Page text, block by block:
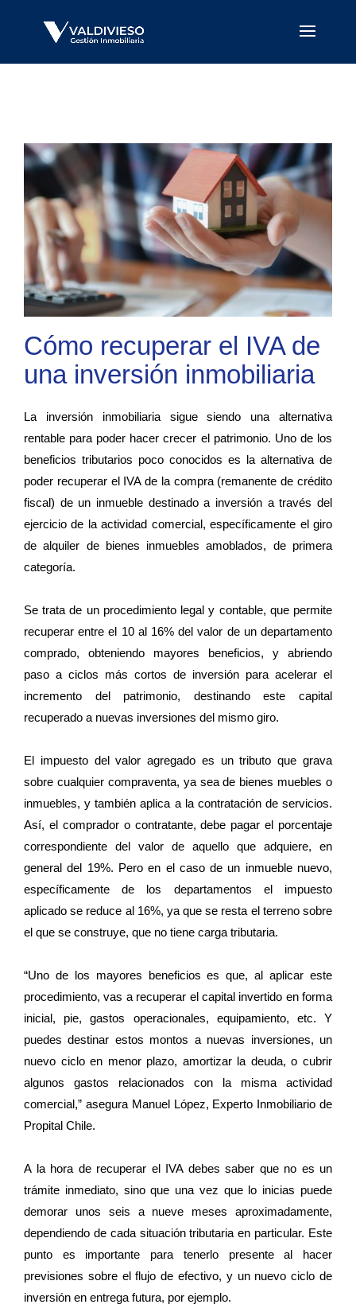
Cómo recuperar el IVA de
una inversión inmobiliaria
La inversión inmobiliaria sigue siendo una alternativa
rentable para poder hacer crecer el patrimonio. Uno de los
beneficios tributarios poco conocidos es la alternativa de
poder recuperar el IVA de la compra (remanente de crédito
fiscal) de un inmueble destinado a inversión a través del
ejercicio de la actividad comercial, específicamente el giro
de alquiler de bienes inmuebles amoblados, de primera
categoría.
Se trata de un procedimiento legal y contable, que permite
recuperar entre el 10 al 16% del valor de un departamento
comprado, obteniendo mayores beneficios, y abriendo
paso a ciclos más cortos de inversión para acelerar el
incremento del patrimonio, destinando este capital
recuperado a nuevas inversiones del mismo giro.
El impuesto del valor agregado es un tributo que grava
sobre cualquier compraventa, ya sea de bienes muebles o
inmuebles, y también aplica a la contratación de servicios.
Así, el comprador o contratante, debe pagar el porcentaje
correspondiente del valor de aquello que adquiere, en
general del 19%. Pero en el caso de un inmueble nuevo,
específicamente de los departamentos el impuesto
aplicado se reduce al 16%, ya que se resta el terreno sobre
el que se construye, que no tiene carga tributaria.
“Uno de los mayores beneficios es que, al aplicar este
procedimiento, vas a recuperar el capital invertido en forma
inicial, pie, gastos operacionales, equipamiento, etc. Y
puedes destinar estos montos a nuevas inversiones, un
nuevo ciclo en menor plazo, amortizar la deuda, o cubrir
algunos gastos relacionados con la misma actividad
comercial,” asegura Manuel López, Experto Inmobiliario de
Propital Chile.
A la hora de recuperar el IVA debes saber que no es un
trámite inmediato, sino que una vez que lo inicias puede
demorar unos seis a nueve meses aproximadamente,
dependiendo de cada situación tributaria en particular. Este
punto es importante para tenerlo presente al hacer
previsiones sobre el flujo de efectivo, y un nuevo ciclo de
inversión en entrega futura, por ejemplo.